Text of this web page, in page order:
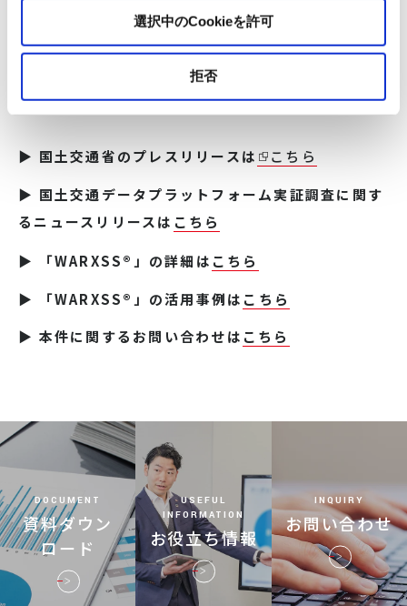
選択中のCookieを許可
拒否
「WARXSS®」のシミュレーション事例
▶ 国土交通省のプレスリリースは こちら
▶ 国土交通データプラットフォーム実証調査に関す
るニュースリリースは こちら
▶ 「WARXSS®」の詳細は こちら
▶ 「WARXSS®」の活用事例は こちら
▶ 本件に関するお問い合わせは こちら
DOCUMENT
資料ダウン
ロード
USEFUL
INFORMATION
お役立ち情報
INQUIRY
お問い合わせ